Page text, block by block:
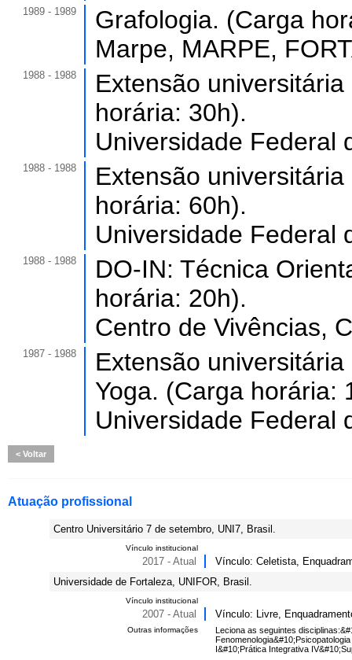
1989 - 1989
Grafologia. (Carga
Marpe, MARPE,
1988 - 1988
Extensão
horária: 30h).
Universidade Federal
1988 - 1988
Extensão
horária: 60h).
Universidade Federal
1988 - 1988
DO-IN: Técnica
horária: 20h).
Centro de Vivências,
1987 - 1988
Extensão
Yoga. (Carga horária:
Universidade Federal
Voltar
Atuação profissional
Centro Universitário 7 de setembro, UNI7, Brasil.
Vínculo institucional
2017 - Atual
Vínculo: Celetista,
Universidade de Fortaleza, UNIFOR, Brasil.
Vínculo institucional
2007 - Atual Vínculo: Livre,
Outras informações
Leciona as seguintes
I&#10;Prática Integrativa